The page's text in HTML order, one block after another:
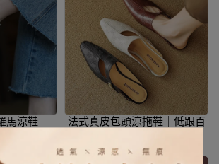
馬涼鞋
法式真皮包頭涼拖鞋｜低跟百
NT$2,880
NT$5,760